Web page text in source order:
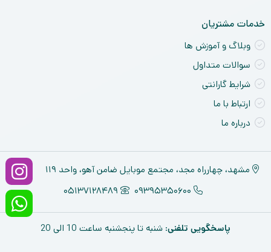
خدمات مشتریان
وبلاگ و آموزش ها
سوالات متداول
شرایط گارانتی
ارتباط با ما
درباره ما
مشهد، چهارراه مجد، مجتمع موبایل ضامن آهو، واحد ۱۱۹
09395350600
05137128489
پاسخگویی تلفنی: شنبه تا پنجشنبه ساعت 10 الی 20